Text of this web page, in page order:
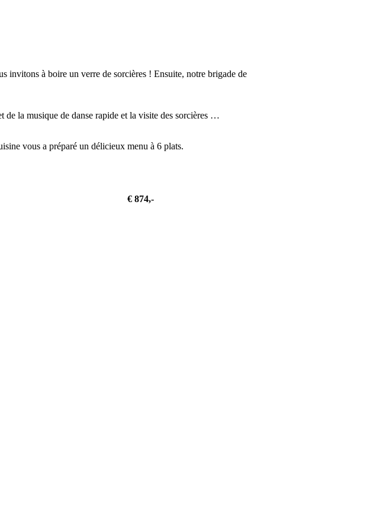
invitons à boire un verre de sorcières ! Ensuite, notre brigade de
la musique de danse rapide et la visite des sorcières …
vous a préparé un délicieux menu à 6 plats.
€ 874,-